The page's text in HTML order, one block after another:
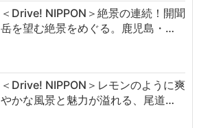
＜Drive! NIPPON＞絶景の連続！開聞
岳を望む絶景をめぐる。鹿児島・…
＜Drive! NIPPON＞レモンのように爽
やかな風景と魅力が溢れる、尾道…